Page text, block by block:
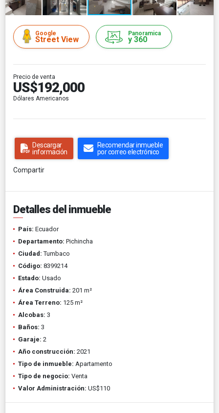
Google
Street View
Panoramica
y 360
Precio de venta
US$192,000
Dólares Americanos
Descargar
información
Recomendar inmueble
por correo electrónico
Compartir
Detalles del inmueble
País: Ecuador
Departamento: Pichincha
Ciudad: Tumbaco
Código: 8399214
Estado: Usado
Área Construida: 201 m²
Área Terreno: 125 m²
Alcobas: 3
Baños: 3
Garaje: 2
Año construcción: 2021
Tipo de inmueble: Apartamento
Tipo de negocio: Venta
Valor Administración: US$110